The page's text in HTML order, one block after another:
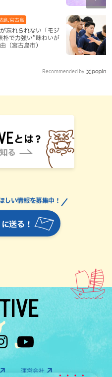
忘れられない「モジ
朴で力強い”味わいが
（宮古島市）
島,宮古島
Recommended by
に送る！
しい情報を募集中！
運営会社